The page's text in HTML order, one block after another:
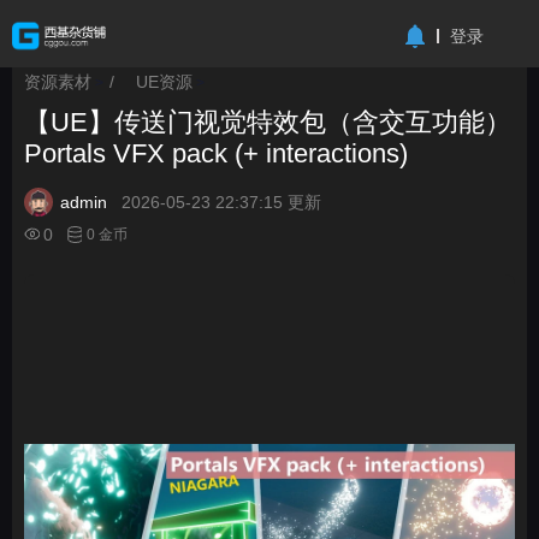
登录
资源素材 / UE资源
【UE】传送门视觉特效包（含交互功能）
Portals VFX pack (+ interactions)
admin
2026-05-23 22:37:15 更新
0
0 金币